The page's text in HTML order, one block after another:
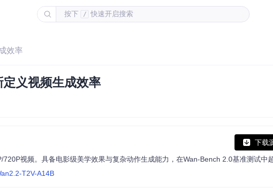
按下 / 快速开启搜索
效率
义视频生成效率
下载
T2V-A14B